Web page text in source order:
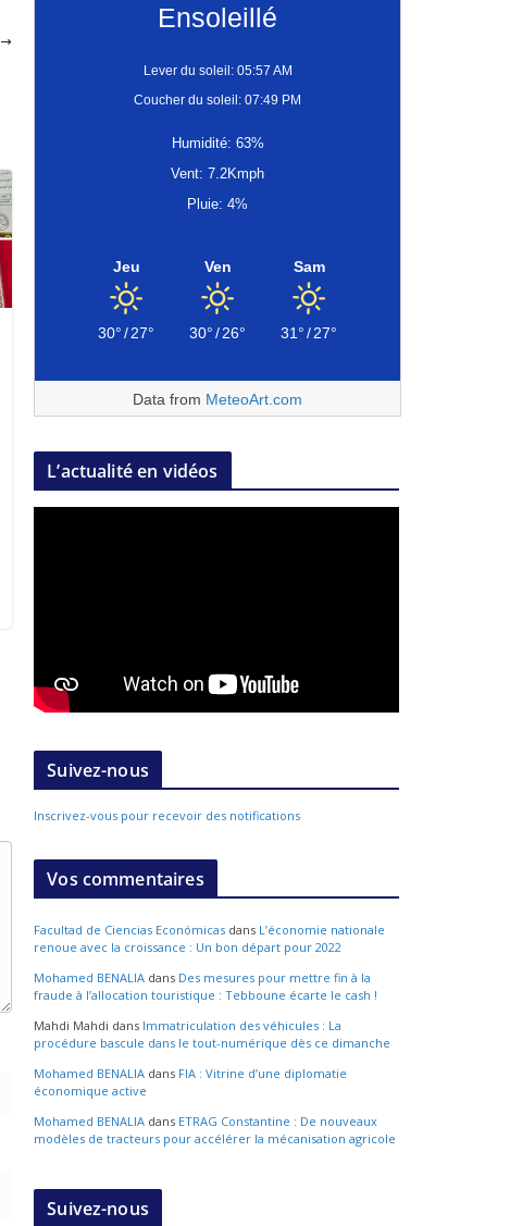
Ensoleillé
Lever du soleil: 05:57 AM
Coucher du soleil: 07:49 PM
Humidité: 63%
Vent: 7.2Kmph
Pluie: 4%
Jeu
30°/27°
Ven
30°/26°
Sam
31°/27°
Data from MeteoArt.com
L’actualité en vidéos
Suivez-nous
Inscrivez-vous pour recevoir des notifications
Vos commentaires
Facultad de Ciencias Económicas dans L’économie nationale
renoue avec la croissance : Un bon départ pour 2022
Mohamed BENALIA dans Des mesures pour mettre fin à la
fraude à l’allocation touristique : Tebboune écarte le cash !
Mahdi Mahdi dans Immatriculation des véhicules : La
procédure bascule dans le tout-numérique dès ce dimanche
Mohamed BENALIA dans FIA : Vitrine d’une diplomatie
économique active
Mohamed BENALIA dans ETRAG Constantine : De nouveaux
modèles de tracteurs pour accélérer la mécanisation agricole
Suivez-nous